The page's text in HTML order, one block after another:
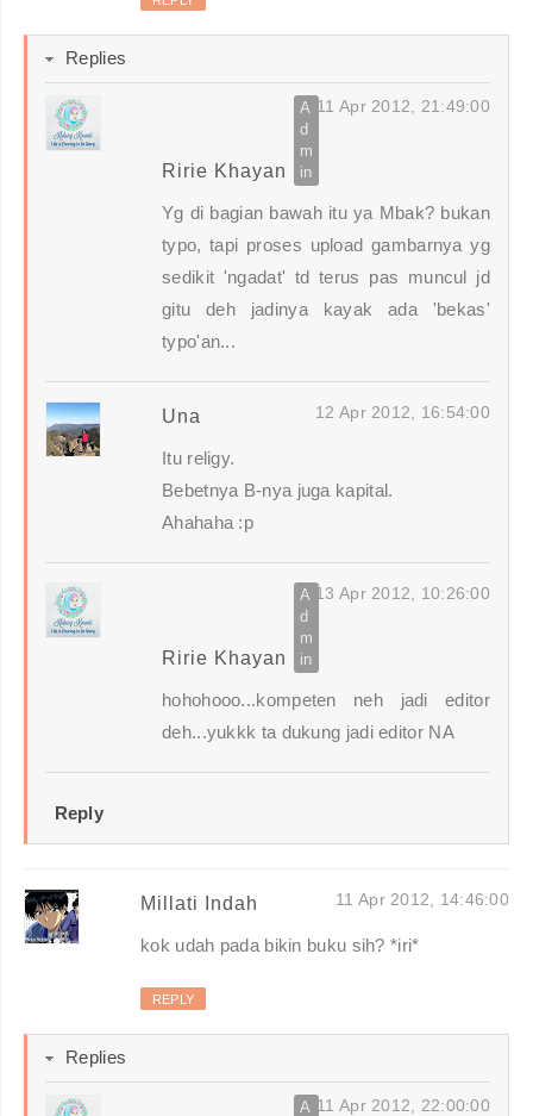
Replies
Ririe Khayan
11 Apr 2012, 21:49:00
Yg di bagian bawah itu ya Mbak? bukan
typo, tapi proses upload gambarnya yg
sedikit 'ngadat' td terus pas muncul jd
gitu deh jadinya kayak ada 'bekas'
typo'an...
Una 12 Apr 2012, 16:54:00
Itu religy.
Bebetnya B-nya juga kapital.
Ahahaha :p
Ririe Khayan
13 Apr 2012, 10:26:00
hohohooo...kompeten neh jadi editor
deh...yukkk ta dukung jadi editor NA
Reply
Millati Indah 11 Apr 2012, 14:46:00
kok udah pada bikin buku sih? *iri*
REPLY
Replies
11 Apr 2012, 22:00:00